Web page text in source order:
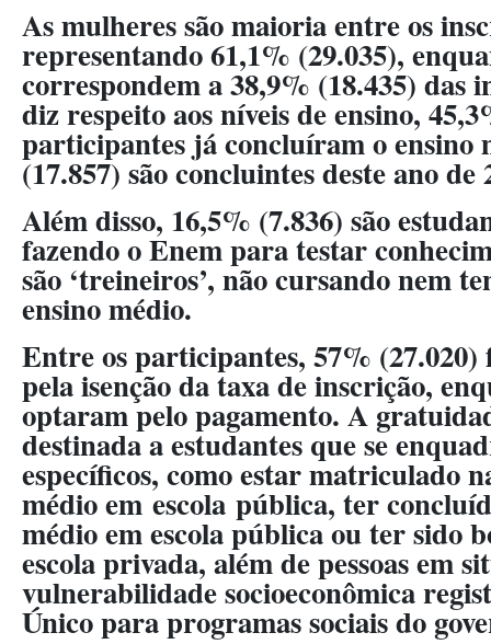
As mulheres são maioria entre os
representando 61,1% (29.035),
correspondem a 38,9% (18.435) das
diz respeito aos níveis de ensino,
participantes já concluíram o ensino
(17.857) são concluintes deste ano de
Além disso, 16,5% (7.836) são
fazendo o Enem para testar
são ‘treineiros’, não cursando nem
ensino médio.
Entre os participantes, 57% (27.020)
pela isenção da taxa de inscrição,
optaram pelo pagamento. A
destinada a estudantes que se
específicos, como estar matriculado
médio em escola pública, ter
médio em escola pública ou ter sido
escola privada, além de pessoas em
vulnerabilidade socioeconômica
Único para programas sociais do